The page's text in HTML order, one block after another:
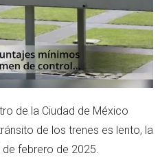
de la Ciudad de México
de los trenes es lento, la
febrero de 2025.